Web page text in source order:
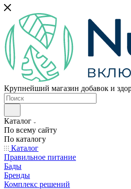
Крупнейший магазин добавок и
Каталог
По всему сайту
По каталогу
Каталог
Правильное питание
Бады
Бренды
Комплекс решений